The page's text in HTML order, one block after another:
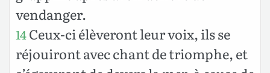
vendanger.
14Ceux-ci élèveront leur voix, ils se
réjouiront avec chant de triomphe, et